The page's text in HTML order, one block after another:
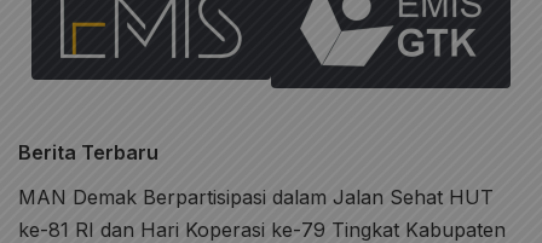
Berita Terbaru
MAN Demak Berpartisipasi dalam Jalan Sehat HUT
ke-81 RI dan Hari Koperasi ke-79 Tingkat Kabupaten